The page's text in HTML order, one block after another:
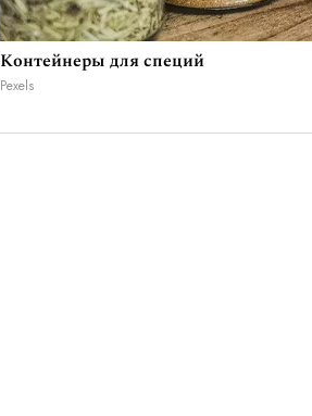
Контейнеры для специй
Pexels